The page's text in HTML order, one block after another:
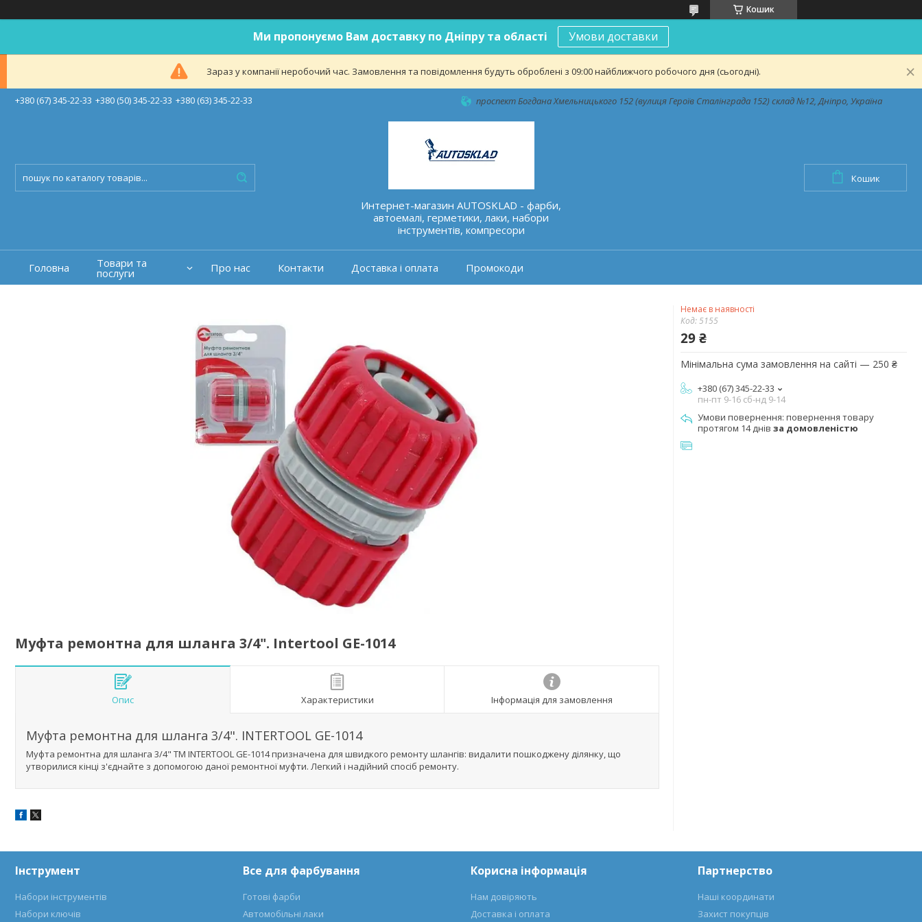
Кошик
Ми пропонуємо Вам доставку по Дніпру та області Умови доставки
Зараз у компанії неробочий час. Замовлення та повідомлення будуть оброблені з 09:00 найближчого робочого дня (сьогодні).
+380 (67) 345-22-33 +380 (50) 345-22-33 +380 (63) 345-22-33 проспект Богдана Хмельницького 152 (вулиця Героїв Сталінграда 152) склад №12, Дніпро, Україна
Интернет-магазин AUTOSKLAD - фарби,
автоемалі, герметики, лаки, набори
інструментів, компресори
Кошик
Головна Товари та
послуги Про нас Контакти Доставка і оплата Промокоди
Муфта ремонтна для шланга 3/4". Intertool GE-1014
Опис Характеристики Інформація для замовлення
Муфта ремонтна для шланга 3/4". INTERTOOL GE-1014
Муфта ремонтна для шланга 3/4" ТМ INTERTOOL GE-1014 призначена для швидкого ремонту шлангів: видалити пошкоджену ділянку, що
утворилися кінці з'єднайте з допомогою даної ремонтної муфти. Легкий і надійний спосіб ремонту.
Немає в наявності
Код:5155
29 ₴
Мінімальна сума замовлення на сайті — 250 ₴
+380 (67) 345-22-33
пн-пт 9-16 сб-нд 9-14
повернення товару
протягом 14 днів за домовленістю
Інструмент
Набори інструментів
Набори ключів
Все для фарбування
Готові фарби
Автомобільні лаки
Корисна інформація
Нам довіряють
Доставка і оплата
Партнерство
Наші координати
Захист покупців